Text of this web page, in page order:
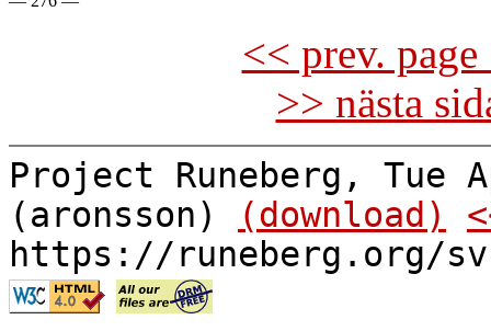
<< prev.
>> nästa
Project Runeberg, Tue
(aronsson)
(download)
https://runeberg.org/